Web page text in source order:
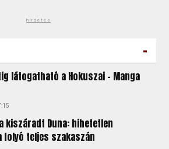
hirdetés
-
látogatható a Hokuszai – Manga
kiszáradt Duna: hihetetlen
folyó teljes szakaszán